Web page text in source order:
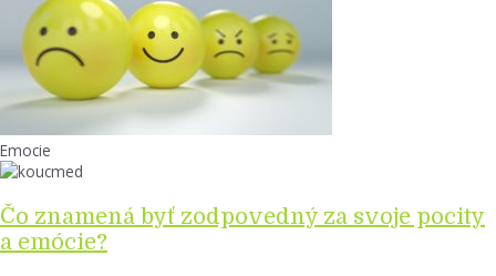
Emocie
Čo znamená byť zodpovedný za svoje pocity
a emócie?